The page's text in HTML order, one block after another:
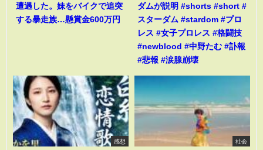
遭遇した。妹をバイクで追突
する暴走族…懸賞金600万円
ダムが説明 #shorts #short #
スターダム #stardom #プロ
レス #女子プロレス #格闘技
#newblood #中野たむ #訃報
#悲報 #涙腺崩壊
感想 社会